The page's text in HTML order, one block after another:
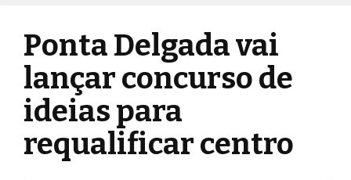
Ponta Delgada vai
lançar concurso de
ideias para
requalificar centro